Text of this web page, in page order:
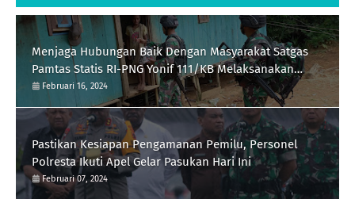
Menjaga Hubungan Baik Dengan Masyarakat Satgas
Pamtas Statis RI-PNG Yonif 111/KB Melaksanakan
Silaturrahmi
Februari 16, 2024
Pastikan Kesiapan Pengamanan Pemilu, Personel
Polresta Ikuti Apel Gelar Pasukan Hari Ini
Februari 07, 2024